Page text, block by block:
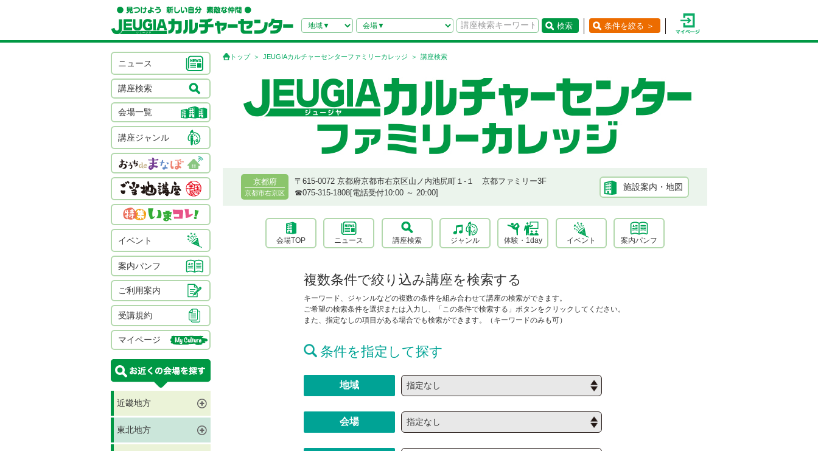
検索 条件を絞る ＞
ニュース
講座検索
会場一覧
講座ジャンル
イベント
案内パンフ
ご利用案内
受講規約
マイページ
近畿地方
東北地方
トップ JEUGIAカルチャーセンターファミリーカレッジ 講座検索
京都府
京都市右京区
〒615-0072 京都府京都市右京区山ノ内池尻町１-１ 京都ファミリー3F
☎︎075-315-1808[電話受付10:00 ～ 20:00]
施設案内・地図
会場TOP ニュース 講座検索 ジャンル 体験・1day イベント 案内パンフ
複数条件で絞り込み講座を検索する
キーワード、ジャンルなどの複数の条件を組み合わせて講座の検索ができます。
ご希望の検索条件を選択または入力し、「この条件で検索する」ボタンをクリックしてください。
また、指定なしの項目がある場合でも検索ができます。（キーワードのみも可）
条件を指定して探す
地域
会場